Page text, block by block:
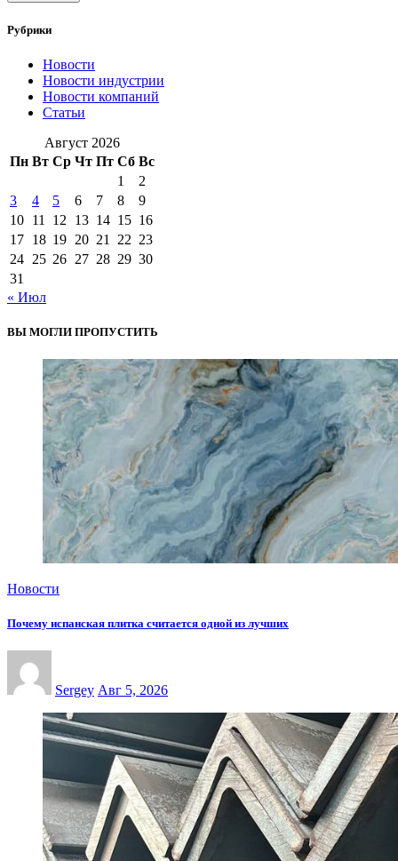
Рубрики
Новости
Новости индустрии
Новости компаний
Статьи
Август 2026
Пн Вт Ср Чт Пт Сб Вс
1
2
3
4 5 6 7 8
9
10 11 12 13 14 15 16
17 18 19 20 21 22 23
24 25 26 27 28 29 30
31
« Июл
ВЫ МОГЛИ ПРОПУСТИТЬ
Новости
Почему испанская плитка считается одной из лучших
Sergey Авг 5, 2026